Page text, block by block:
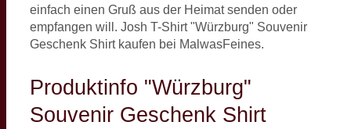
einfach einen Gruß aus der Heimat senden oder
empfangen will. Josh T-Shirt "Würzburg" Souvenir
Geschenk Shirt kaufen bei MalwasFeines.
Produktinfo "Würzburg"
Souvenir Geschenk Shirt